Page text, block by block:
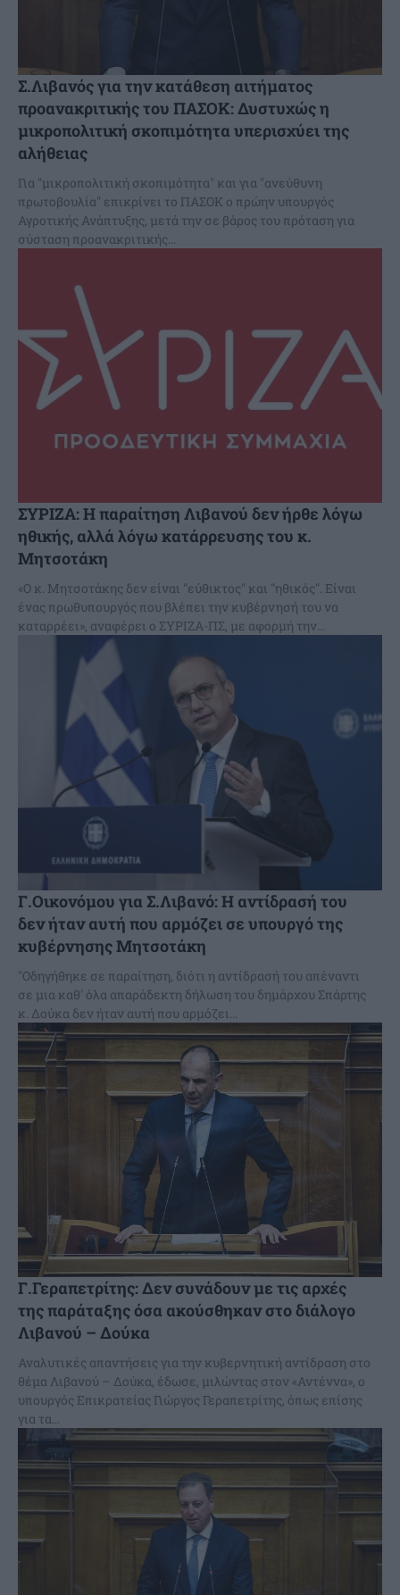
Σ.Λιβανός για την κατάθεση αιτήματος
προανακριτικής του ΠΑΣΟΚ: Δυστυχώς η
μικροπολιτική σκοπιμότητα υπερισχύει της
αλήθειας
Για "μικροπολιτική σκοπιμότητα" και για "ανεύθυνη
πρωτοβουλία" επικρίνει το ΠΑΣΟΚ ο πρώην υπουργός
Αγροτικής Ανάπτυξης, μετά την σε βάρος του πρόταση για
σύσταση προανακριτικής...
ΣΥΡΙΖΑ: Η παραίτηση Λιβανού δεν ήρθε λόγω
ηθικής, αλλά λόγω κατάρρευσης του κ.
Μητσοτάκη
«Ο κ. Μητσοτάκης δεν είναι "εύθικτος" και "ηθικός". Είναι
ένας πρωθυπουργός που βλέπει την κυβέρνησή του να
καταρρέει», αναφέρει ο ΣΥΡΙΖΑ-ΠΣ, με αφορμή την...
Γ.Οικονόμου για Σ.Λιβανό: Η αντίδρασή του
δεν ήταν αυτή που αρμόζει σε υπουργό της
κυβέρνησης Μητσοτάκη
"Οδηγήθηκε σε παραίτηση, διότι η αντίδρασή του απέναντι
σε μια καθ' όλα απαράδεκτη δήλωση του δημάρχου Σπάρτης
κ. Δούκα δεν ήταν αυτή που αρμόζει...
Γ.Γεραπετρίτης: Δεν συνάδουν με τις αρχές
της παράταξης όσα ακούσθηκαν στο διάλογο
Λιβανού – Δούκα
Αναλυτικές απαντήσεις για την κυβερνητική αντίδραση στο
θέμα Λιβανού – Δούκα, έδωσε, μιλώντας στον «Αντέννα», ο
υπουργός Επικρατείας Γιώργος Γεραπετρίτης, όπως επίσης
για τα...